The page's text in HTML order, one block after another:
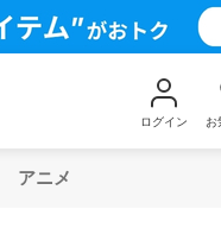
ログイン お
アニメ